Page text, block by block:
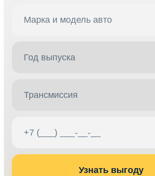
Год выпуска
Трансмиссия
Узнать выгоду